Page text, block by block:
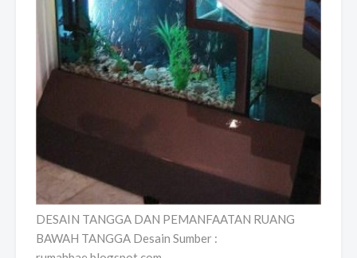
DESAIN TANGGA DAN PEMANFAATAN RUANG
BAWAH TANGGA Desain Sumber :